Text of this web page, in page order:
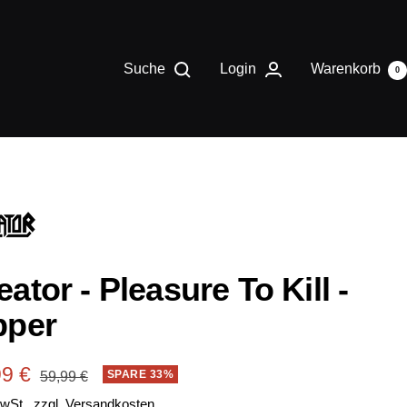
Suche Login Warenkorb 0
- Pleasure To Kill -
€ Regulärer
Preis
59,99 € SPARE 33%
zzgl. Versandkosten